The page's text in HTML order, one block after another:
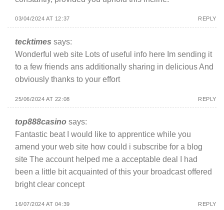
03/04/2024 AT 12:37 REPLY
tecktimes says:
Wonderful web site Lots of useful info here Im sending it
to a few friends ans additionally sharing in delicious And
obviously thanks to your effort
25/06/2024 AT 22:08 REPLY
top888casino says:
Fantastic beat I would like to apprentice while you
amend your web site how could i subscribe for a blog
site The account helped me a acceptable deal I had
been a little bit acquainted of this your broadcast offered
bright clear concept
16/07/2024 AT 04:39 REPLY